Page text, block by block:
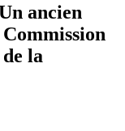
ancien
la